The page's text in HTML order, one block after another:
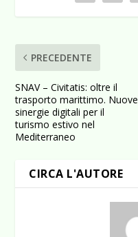
PRECEDENTE
SNAV – Civitatis: oltre il
trasporto marittimo. Nuove
sinergie digitali per il
turismo estivo nel
Mediterraneo
CIRCA L'AUTORE